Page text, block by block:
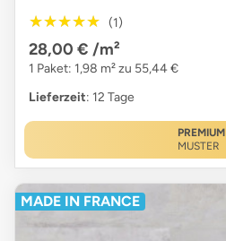
★★★★★
★★★★★ (1)
28,00 € /m²
1 Paket: 1,98 m² zu 55,44 €
Lieferzeit: 12 Tage
PREMIUM
MUSTER
MADE IN FRANCE